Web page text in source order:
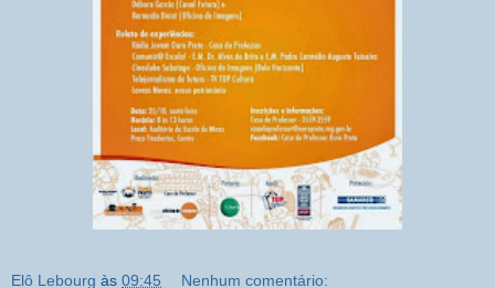
Elô Lebourg às 09:45 Nenhum comentário: